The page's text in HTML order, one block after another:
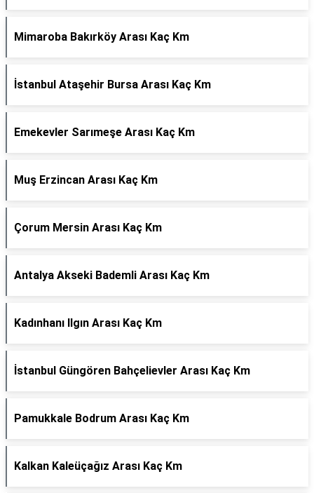
Mimaroba Bakırköy Arası Kaç Km
İstanbul Ataşehir Bursa Arası Kaç Km
Emekevler Sarımeşe Arası Kaç Km
Muş Erzincan Arası Kaç Km
Çorum Mersin Arası Kaç Km
Antalya Akseki Bademli Arası Kaç Km
Kadınhanı Ilgın Arası Kaç Km
İstanbul Güngören Bahçelievler Arası Kaç Km
Pamukkale Bodrum Arası Kaç Km
Kalkan Kaleüçağız Arası Kaç Km